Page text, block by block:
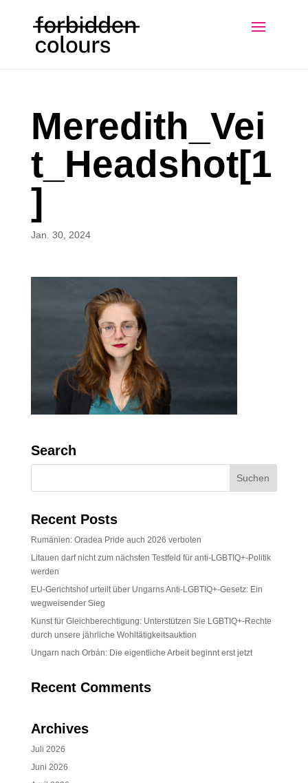
Meredith_Vei
t_Headshot[1
]
Jan. 30, 2024
Search
Recent Posts
Rumänien: Oradea Pride auch 2026 verboten
Litauen darf nicht zum nächsten Testfeld für anti-LGBTIQ+-Politik
werden
EU-Gerichtshof urteilt über Ungarns Anti-LGBTIQ+-Gesetz: Ein
wegweisender Sieg
Kunst für Gleichberechtigung: Unterstützen Sie LGBTIQ+-Rechte
durch unsere jährliche Wohltätigkeitsauktion
Ungarn nach Orbán: Die eigentliche Arbeit beginnt erst jetzt
Recent Comments
Archives
Juli 2026
Juni 2026